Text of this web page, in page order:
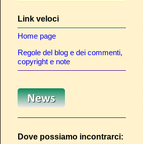
Link veloci
Home page
Regole del blog e dei commenti,
copyright e note
Dove possiamo incontrarci: